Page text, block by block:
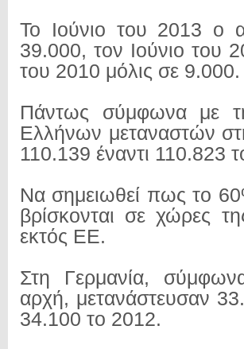
To Ιούνιο του 2013 ο
39.000, τον Ιούνιο του
του 2010 μόλις σε 9.000.
Πάντως σύμφωνα με
Ελλήνων μεταναστών
110.139 έναντι 110.823
Να σημειωθεί πως το
βρίσκονται σε χώρες
εκτός ΕΕ.
Στη Γερμανία,
αρχή, μετανάστευσαν
34.100 το 2012.